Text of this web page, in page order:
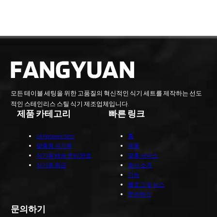
모든 테이블 세팅을 위한 고품질의 혁신적인 식기 세트를 제작하는 선도
적인 스테인리스 스틸 식기 제조업체입니다.
제품 카테고리
All Flatware Sets
맞춤형 식기류
식기류 배송 준비 완료
식기류 취급
빠른 링크
홈
제품
맞춤 서비스
회사 소개
기능
블로그 및 뉴스
문의하기
문의하기